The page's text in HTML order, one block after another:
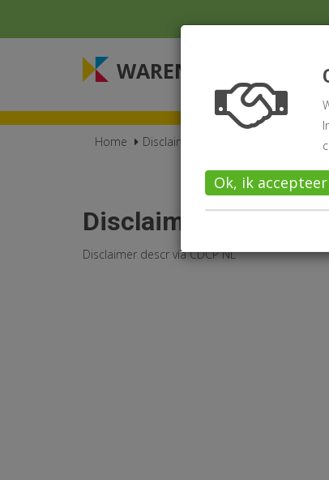
WARENWETGEVING
Home Disclaimer
Disclaimer title via
Disclaimer descr via CDCP NL
Ok, ik